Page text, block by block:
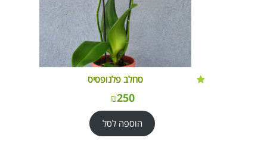
סחלב פלנופסיס
₪250
הוספה לסל